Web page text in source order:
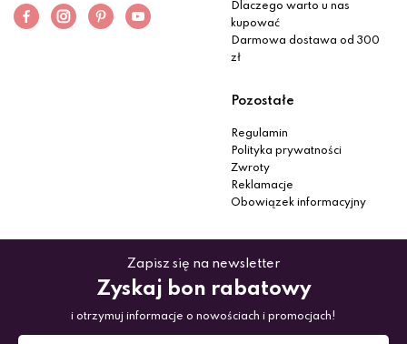
Dlaczego warto u nas
kupować
Darmowa dostawa od 300
zł
Pozostałe
Regulamin
Polityka prywatności
Zwroty
Reklamacje
Obowiązek informacyjny
Zapisz się na newsletter
Zyskaj bon rabatowy
i otrzymuj informacje o nowościach i promocjach!